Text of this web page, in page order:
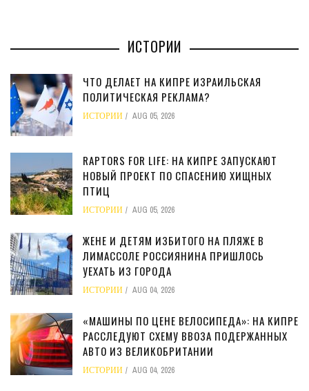
ИСТОРИИ
ЧТО ДЕЛАЕТ НА КИПРЕ ИЗРАИЛЬСКАЯ
ПОЛИТИЧЕСКАЯ РЕКЛАМА?
ИСТОРИИ AUG 05, 2026
RAPTORS FOR LIFE: НА КИПРЕ ЗАПУСКАЮТ
НОВЫЙ ПРОЕКТ ПО СПАСЕНИЮ ХИЩНЫХ
ПТИЦ
ИСТОРИИ AUG 05, 2026
ЖЕНЕ И ДЕТЯМ ИЗБИТОГО НА ПЛЯЖЕ В
ЛИМАССОЛЕ РОССИЯНИНА ПРИШЛОСЬ
УЕХАТЬ ИЗ ГОРОДА
ИСТОРИИ AUG 04, 2026
«МАШИНЫ ПО ЦЕНЕ ВЕЛОСИПЕДА»: НА КИПРЕ
РАССЛЕДУЮТ СХЕМУ ВВОЗА ПОДЕРЖАННЫХ
АВТО ИЗ ВЕЛИКОБРИТАНИИ
ИСТОРИИ AUG 04, 2026